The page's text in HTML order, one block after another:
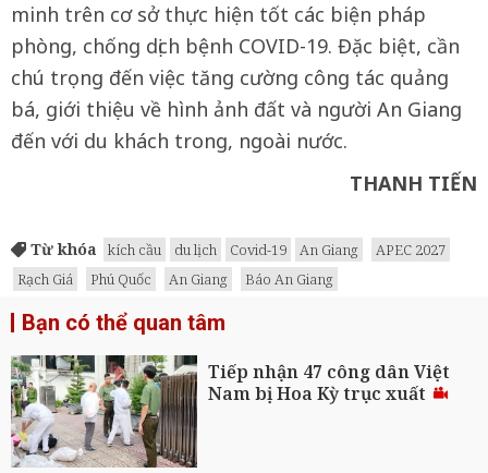
minh trên cơ sở thực hiện tốt các biện pháp
phòng, chống dịch bệnh COVID-19. Đặc biệt, cần
chú trọng đến việc tăng cường công tác quảng
bá, giới thiệu về hình ảnh đất và người An Giang
đến với du khách trong, ngoài nước.
THANH TIẾN
Từ khóa kích cầu du lịch Covid-19 An Giang
APEC 2027
Rạch Giá
Phú Quốc An Giang Báo An Giang
Bạn có thể quan tâm
Tiếp nhận 47 công dân Việt
Nam bị Hoa Kỳ trục xuất